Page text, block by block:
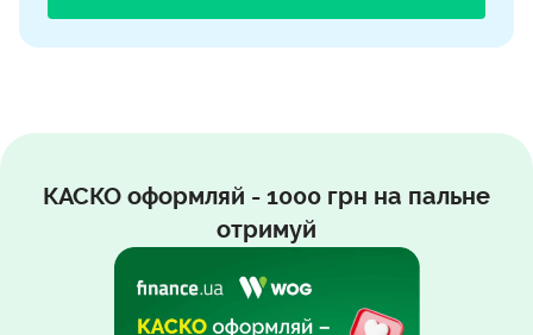
КАСКО оформляй - 1000 грн на пальне
отримуй